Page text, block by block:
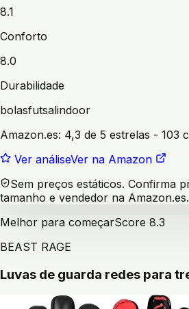
8.1
Conforto
8.0
Durabilidade
bolasfutsalindoor
Amazon.es: 4,3 de 5 estrelas - 103
Ver análiseVer na Amazon
Sem preços estáticos. Confirma
tamanho e vendedor na Amazon.es.
Melhor para começarScore 8.3
BEAST RAGE
Luvas de guarda redes para